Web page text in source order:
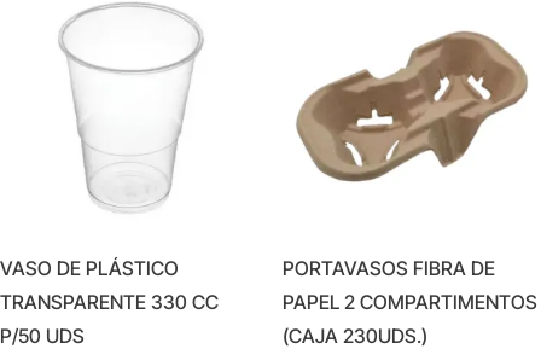
VASO DE PLÁSTICO
TRANSPARENTE 330 CC
P/50 UDS
PORTAVASOS FIBRA DE
PAPEL 2 COMPARTIMENTOS
(CAJA 230UDS.)